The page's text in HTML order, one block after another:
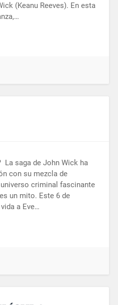
(Keanu Reeves). En esta
La saga de John Wick ha
con su mezcla de
criminal fascinante
un mito. Este 6 de
a Eve…